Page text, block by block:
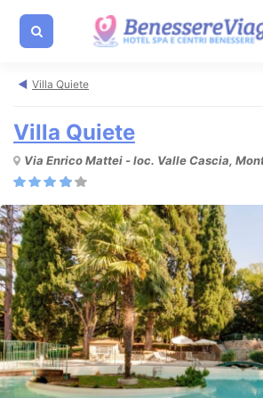
Villa Quiete
Villa Quiete
Via Enrico Mattei - loc. Valle Cascia,